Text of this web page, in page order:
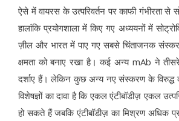
ऐसे में वायरस के उत्परिवर्तन पर काफी गंभीरता से
हालांकि प्रयोगशाला में किए गए अध्ययनों में
ज़ील और भारत में पाए गए सबसे चिंताजनक
क्षमता को बनाए रखा है। कई अन्य mAb ने
दर्शाए हैं। लेकिन कुछ अन्य नए संस्करण के विरुद्ध
विशेषज्ञों का दावा है कि एकल एंटीबॉडीज़ एकल
हो सकते हैं जबकि एंटीबॉडीज़ का मिश्रण अधिक